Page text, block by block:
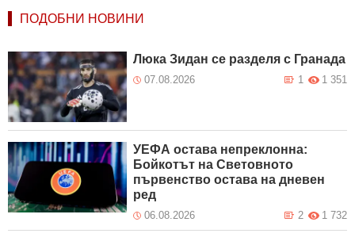
ПОДОБНИ НОВИНИ
Люка Зидан се разделя с Гранада
07.08.2026 1 351
1
УЕФА остава непреклонна:
Бойкотът на Световното
първенство остава на дневен
ред
06.08.2026 1 732
2